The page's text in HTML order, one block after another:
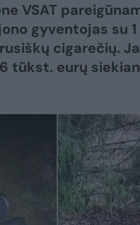
VSAT
gyventojas su
cigarečių.
tūkst. eurų